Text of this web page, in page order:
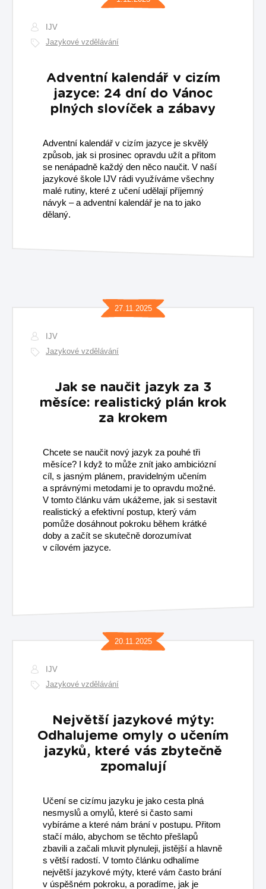
IJV
Jazykové vzdělávání
Adventní kalendář v cizím
jazyce: 24 dní do Vánoc
plných slovíček a zábavy
Adventní kalendář v cizím jazyce je skvělý
způsob, jak si prosinec opravdu užít a přitom
se nenápadně každý den něco naučit. V naší
jazykové škole IJV rádi využíváme všechny
malé rutiny, které z učení udělají příjemný
návyk – a adventní kalendář je na to jako
dělaný.​
27.11.2025
IJV
Jazykové vzdělávání
Jak se naučit jazyk za 3
měsíce: realistický plán krok
za krokem
Chcete se naučit nový jazyk za pouhé tři
měsíce? I když to může znít jako ambiciózní
cíl, s jasným plánem, pravidelným učením
a správnými metodami je to opravdu možné.
V tomto článku vám ukážeme, jak si sestavit
realistický a efektivní postup, který vám
pomůže dosáhnout pokroku během krátké
doby a začít se skutečně dorozumívat
v cílovém jazyce.
20.11.2025
IJV
Jazykové vzdělávání
Největší jazykové mýty:
Odhalujeme omyly o učením
jazyků, které vás zbytečně
zpomalují
Učení se cizímu jazyku je jako cesta plná
nesmyslů a omylů, které si často sami
vybíráme a které nám brání v postupu. Přitom
stačí málo, abychom se těchto přešlapů
zbavili a začali mluvit plynuleji, jistější a hlavně
s větší radostí. V tomto článku odhalíme
největší jazykové mýty, které vám často brání
v úspěšném pokroku, a poradíme, jak je